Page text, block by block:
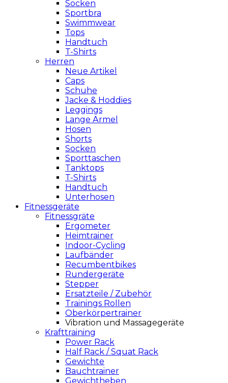
Socken
Sportbra
Swimmwear
Tops
Handtuch
T-Shirts
Herren
Neue Artikel
Caps
Schuhe
Jacke & Hoddies
Leggings
Lange Ärmel
Hosen
Shorts
Socken
Sporttaschen
Tanktops
T-Shirts
Handtuch
Unterhosen
Fitnessgeräte
Fitnessgräte
Ergometer
Heimtrainer
Indoor-Cycling
Laufbänder
Recumbentbikes
Rundergeräte
Stepper
Ersatzteile / Zubehör
Trainings Rollen
Oberkörpertrainer
Vibration und Massagegeräte
Krafttraining
Power Rack
Half Rack / Squat Rack
Gewichte
Bauchtrainer
Gewichtheben